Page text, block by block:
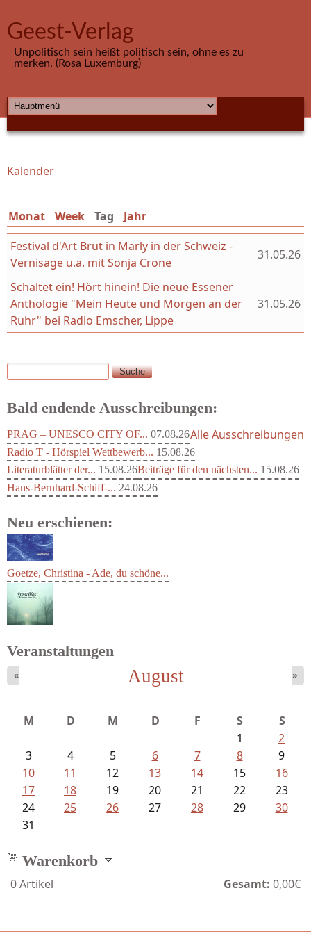
Geest-Verlag
Unpolitisch sein heißt politisch sein, ohne es zu
merken. (Rosa Luxemburg)
HAUPTMENÜ
Sie sind hier
Kalender
Monat Week Tag (aktiver Reiter)
Jahr
Festival d'Art Brut in Marly in der Schweiz -
Vernisage u.a. mit Sonja Crone
31.05.26
Schaltet ein! Hört hinein! Die neue Essener
Anthologie "Mein Heute und Morgen an der
Ruhr" bei Radio Emscher, Lippe
31.05.26
Suchformular
Suche
Bald endende Ausschreibungen:
PRAG – UNESCO CITY OF... 07.08.26
Radio T - Hörspiel Wettbewerb... 15.08.26
Literaturblätter der... 15.08.26Beiträge für den nächsten... 15.08.26
Hans-Bernhard-Schiff-... 24.08.26
Alle Ausschreibungen
Neu erschienen:
Goetze, Christina - Ade, du schöne...
Struckmeyer, Ingeborg - Sprachlos...
Veranstaltungen
August
« »
M D M D F S
S
1
2
3
4 5 6 7 8
9
10
11 12 13 14 15
16
17
18 19 20 21 22
23
24
25 26 27 28 29
30
31
Warenkorb
0Artikel Gesamt: 0,00€